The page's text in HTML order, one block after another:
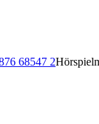
68547 2